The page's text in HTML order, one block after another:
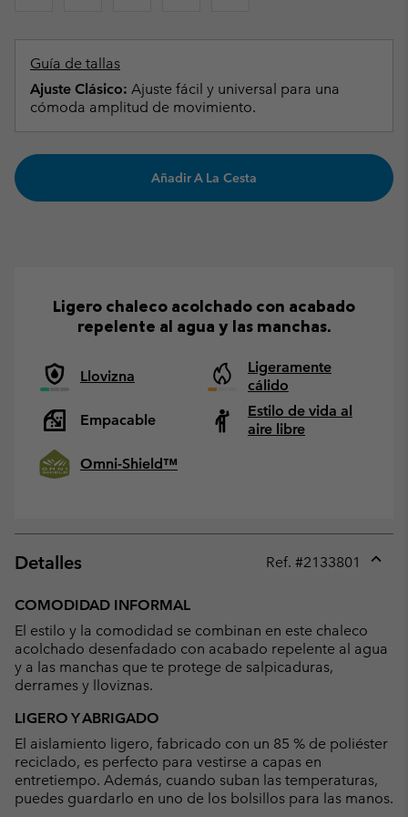
Guía de tallas
Ajuste Clásico: Ajuste fácil y universal para una
cómoda amplitud de movimiento.
Añadir A La Cesta
Ligero chaleco acolchado con acabado
repelente al agua y las manchas.
Llovizna
Ligeramente
cálido
Empacable
Estilo de vida al
aire libre
Omni-Shield™
Detalles Ref. #2133801
COMODIDAD INFORMAL
El estilo y la comodidad se combinan en este chaleco
acolchado desenfadado con acabado repelente al agua
y a las manchas que te protege de salpicaduras,
derrames y lloviznas.
LIGERO Y ABRIGADO
El aislamiento ligero, fabricado con un 85 % de poliéster
reciclado, es perfecto para vestirse a capas en
entretiempo. Además, cuando suban las temperaturas,
puedes guardarlo en uno de los bolsillos para las manos.